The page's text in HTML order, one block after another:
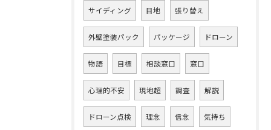
サイディング 目地 張り替え
外壁塗装パック パッケージ ドローン
物語 目標 相談窓口 窓口
心理的不安 現地超 調査 解説
ドローン点検 理念 信念 気持ち